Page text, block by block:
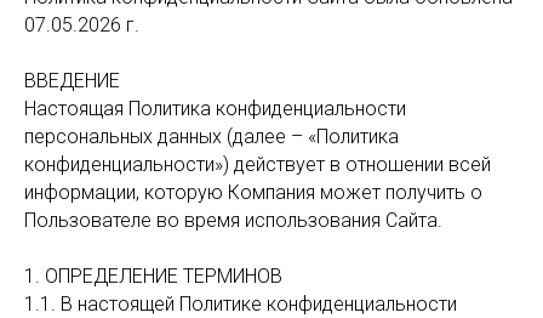
07.05.2026 г.
ВВЕДЕНИЕ
Настоящая Политика конфиденциальности
персональных данных (далее – «Политика
конфиденциальности») действует в отношении всей
информации, которую Компания может получить о
Пользователе во время использования Сайта.
1. ОПРЕДЕЛЕНИЕ ТЕРМИНОВ
1.1. В настоящей Политике конфиденциальности